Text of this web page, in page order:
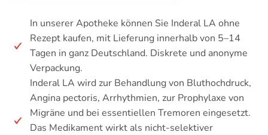
In unserer Apotheke können Sie Inderal LA ohne
Rezept kaufen, mit Lieferung innerhalb von 5–14
Tagen in ganz Deutschland. Diskrete und anonyme
Verpackung.
Inderal LA wird zur Behandlung von Bluthochdruck,
Angina pectoris, Arrhythmien, zur Prophylaxe von
Migräne und bei essentiellen Tremoren eingesetzt.
Das Medikament wirkt als nicht-selektiver